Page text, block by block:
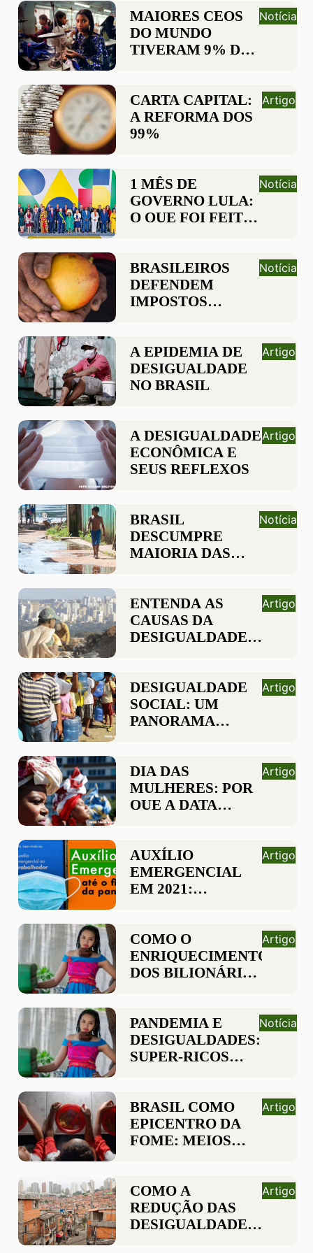
REPARAÇÃO
HISTÓRICA À
POPULAÇÃO
MAIORES CEOS
DO MUNDO
TIVERAM 9% DE
2022 ENQUANTO
TRABALHADORES
TIVERAM CORTE
Notícia
CARTA CAPITAL:
A REFORMA DOS
99%
Artigo
1 MÊS DE
GOVERNO LULA:
O QUE FOI FEITO
DESIGUALDADES?
Notícia
BRASILEIROS
DEFENDEM
IMPOSTOS
FINANCIAR
RENDA E
ASSISTÊNCIA
Notícia
A EPIDEMIA DE
DESIGUALDADE
NO BRASIL
Artigo
A DESIGUALDADE
ECONÔMICA E
SEUS REFLEXOS
Artigo
BRASIL
DESCUMPRE
MAIORIA DAS
REDUZIR
POBREZA E
DESIGUALDADES
Notícia
ENTENDA AS
CAUSAS DA
DESIGUALDADE
POPULAÇÃO
Artigo
DESIGUALDADE
SOCIAL: UM
PANORAMA
MUNDIAL
Artigo
DIA DAS
MULHERES: POR
QUE A DATA
Artigo
AUXÍLIO
EMERGENCIAL
EM 2021:
Artigo
COMO O
ENRIQUECIMENTO
DOS BILIONÁRIOS
OS MAIS POBRES?
Artigo
PANDEMIA E
DESIGUALDADES:
SUPER-RICOS
TEMPO
RECORDE, OS
MAIS POBRES
DE UMA DÉCADA
Notícia
BRASIL COMO
EPICENTRO DA
FOME: MEIOS
Artigo
COMO A
REDUÇÃO DAS
DESIGUALDADES
Artigo